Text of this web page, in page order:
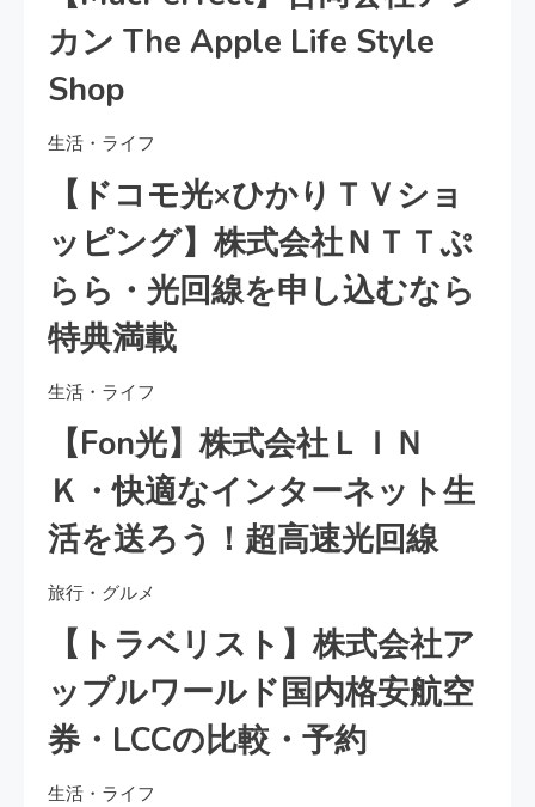
カン The Apple Life Style
Shop
生活・ライフ
【ドコモ光×ひかりＴＶショ
ッピング】株式会社ＮＴＴぷ
らら・光回線を申し込むなら
特典満載
生活・ライフ
【Fon光】株式会社ＬＩＮ
Ｋ・快適なインターネット生
活を送ろう！超高速光回線
旅行・グルメ
【トラベリスト】株式会社ア
ップルワールド国内格安航空
券・LCCの比較・予約
生活・ライフ